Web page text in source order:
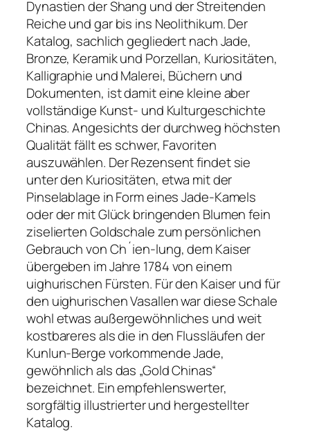
Dynastien der Shang und der Streitenden
Reiche und gar bis ins Neolithikum. Der
Katalog, sachlich gegliedert nach Jade,
Bronze, Keramik und Porzellan, Kuriositäten,
Kalligraphie und Malerei, Büchern und
Dokumenten, ist damit eine kleine aber
vollständige Kunst- und Kulturgeschichte
Chinas. Angesichts der durchweg höchsten
Qualität fällt es schwer, Favoriten
auszuwählen. Der Rezensent findet sie
unter den Kuriositäten, etwa mit der
Pinselablage in Form eines Jade-Kamels
oder der mit Glück bringenden Blumen fein
ziselierten Goldschale zum persönlichen
Gebrauch von Ch´ien-lung, dem Kaiser
übergeben im Jahre 1784 von einem
uighurischen Fürsten. Für den Kaiser und für
den uighurischen Vasallen war diese Schale
wohl etwas außergewöhnliches und weit
kostbareres als die in den Flussläufen der
Kunlun-Berge vorkommende Jade,
gewöhnlich als das „Gold Chinas“
bezeichnet. Ein empfehlenswerter,
sorgfältig illustrierter und hergestellter
Katalog.